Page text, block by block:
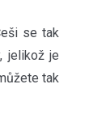
se tak
jelikož je
tak